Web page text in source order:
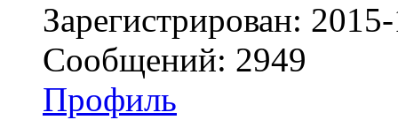
Зарегистрирован:
Сообщений: 2949
Профиль